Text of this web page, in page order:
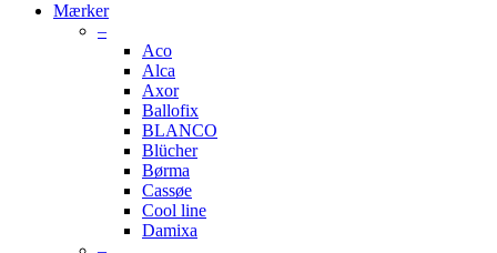
Mærker
–
Aco
Alca
Axor
Ballofix
BLANCO
Blücher
Børma
Cassøe
Cool line
Damixa